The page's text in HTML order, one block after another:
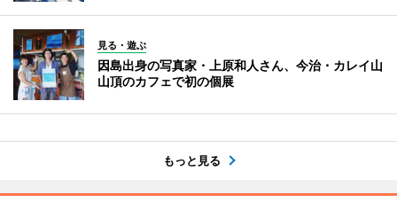
見る・遊ぶ
因島出身の写真家・上原和人さん、今治・カレイ山
山頂のカフェで初の個展
もっと見る